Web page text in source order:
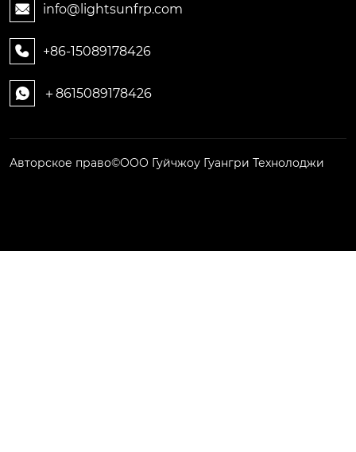
 info@lightsunfrp.com
 +86-15089178426
 ＋8615089178426
Авторское право©ООО Гуйчжоу Гуангри Технолоджи